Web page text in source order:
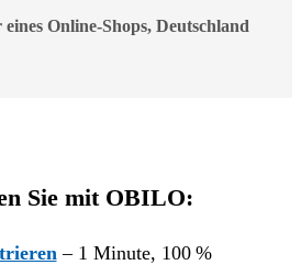
Online-Shops, Deutschland
Sie mit OBILO:
– 1 Minute, 100 %